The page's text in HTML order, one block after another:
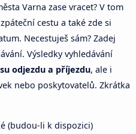
Varna zase vracet? V tom
cestu a také zde si
Necestuješ sám? Zadej
Výsledky vyhledávání
odjezdu a příjezdu, ale i
nebo poskytovatelů. Zkrátka
(budou-li k dispozici)